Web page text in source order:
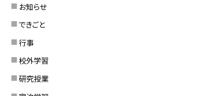
お知らせ
できごと
行事
校外学習
研究授業